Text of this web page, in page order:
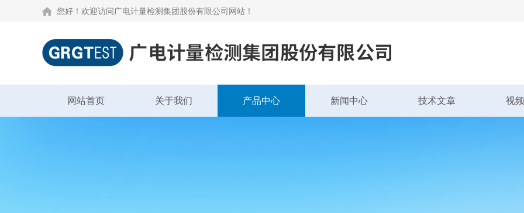
您好！欢迎访问广电计量检测集团股份有限公司网站！
网站首页 关于我们 产品中心 新闻中心 技术文章 视